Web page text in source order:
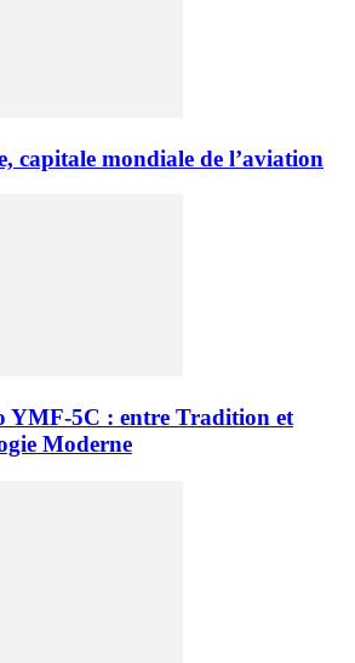
capitale mondiale de l’aviation
YMF-5C : entre Tradition et
Moderne